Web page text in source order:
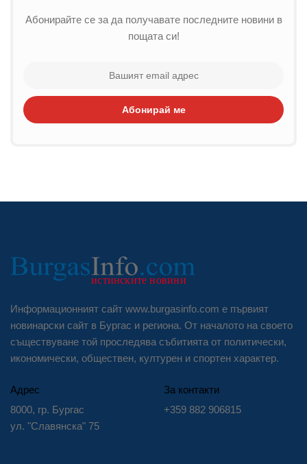
Абонирайте се за да получавате последните новини в
пощата си!
Абонирай ме
Информационният сайт www.burgasinfo.com е първият
новинарски сайт в Бургас и региона. От началото на своето
съществуване той проследява събитията от политически,
икономически, обществен, културен и спортен характер.
Адрес
8000, гр. Бургас
ул. "Славянска" 75
За контакти
+359 882 906815